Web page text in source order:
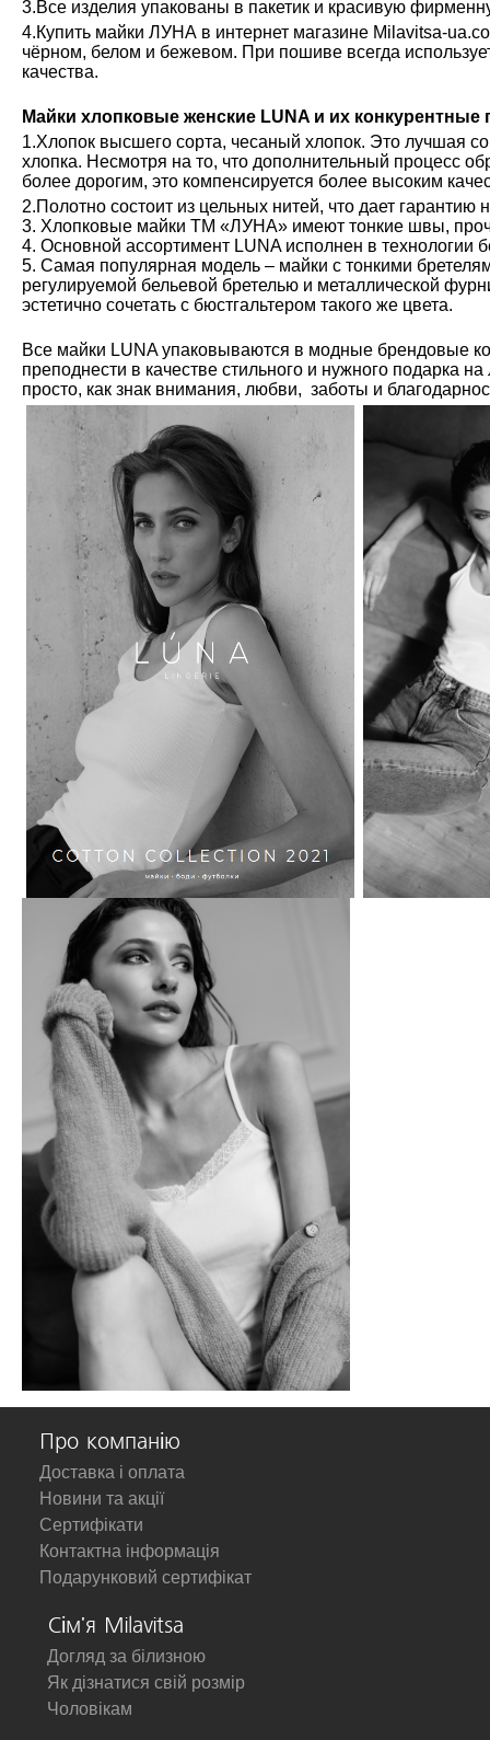
3.Все изделия упакованы в пакетик и красивую
4.Купить майки ЛУНА в интернет магазине Milavitsa-
чёрном, белом и бежевом. При пошиве всегда
качества.
Майки хлопковые женские LUNA и их конкурентные
1.Хлопок высшего сорта, чесаный хлопок. Это лучшая
хлопка. Несмотря на то, что дополнительный процесс
более дорогим, это компенсируется более высоким
2.Полотно состоит из цельных нитей, что дает гарантию
3. Хлопковые майки ТМ «ЛУНА» имеют тонкие швы,
4. Основной ассортимент LUNA исполнен в технологии
5. Самая популярная модель – майки с тонкими
регулируемой бельевой бретелью и металлической
эстетично сочетать с бюстгальтером такого же цвета.
Все майки LUNA упаковываются в модные брендовые
преподнести в качестве стильного и нужного подарка
просто, как знак внимания, любви, заботы и
Про компанію
Доставка і оплата
Новини та акції
Сертифікати
Контактна інформація
Подарунковий сертифікат
Сім'я Milavitsa
Догляд за білизною
Як дізнатися свій розмір
Чоловікам